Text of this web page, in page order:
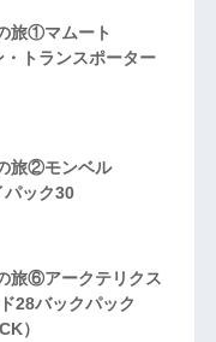
旅①マムート
・トランスポーター
旅②モンベル
パック30
旅⑥アークテリクス
28バックパック
）